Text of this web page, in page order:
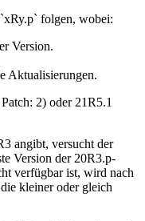
folgen, wobei:
Version.
Aktualisierungen.
2) oder 21R5.1
angibt, versucht der
Version der 20R3.p-
verfügbar ist, wird nach
kleiner oder gleich